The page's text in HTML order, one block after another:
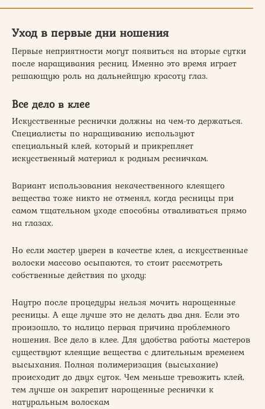
Уход в первые дни ношения
Первые неприятности могут появиться на вторые сутки
после наращивания ресниц. Именно это время играет
решающую роль на дальнейшую красоту глаз.
Все дело в клее
Искусственные реснички должны на чем-то держаться.
Специалисты по наращиванию используют
специальный клей, который и прикрепляет
искусственный материал к родным ресничкам.
Вариант использования некачественного клеящего
вещества тоже никто не отменял, когда ресницы при
самом тщательном уходе способны отваливаться прямо
на глазах.
Но если мастер уверен в качестве клея, а искусственные
волоски массово осыпаются, то стоит рассмотреть
собственные действия по уходу:
Наутро после процедуры нельзя мочить нарощенные
ресницы. А еще лучше это не делать два дня. Если это
произошло, то налицо первая причина проблемного
ношения. Все дело в клее. Для удобства работы мастеров
существуют клеящие вещества с длительным временем
высыхания. Полная полимеризация (высыхание)
происходит до двух суток. Чем меньше тревожить клей,
тем лучше он закрепит нарощенные реснички к
натуральным волоскам